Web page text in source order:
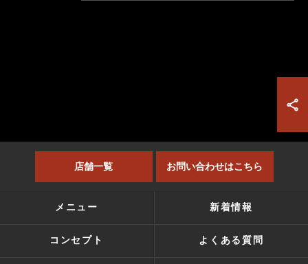
店舗一覧 お問い合わせはこちら
メニュー 新着情報
コンセプト よくある質問